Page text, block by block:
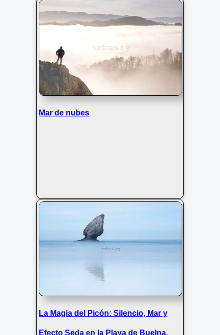
Rocas erosionadas en el valle de los
Mar de nubes
La Magia del Picón: Silencio, Mar y
Efecto Seda en la Playa de Buelna,